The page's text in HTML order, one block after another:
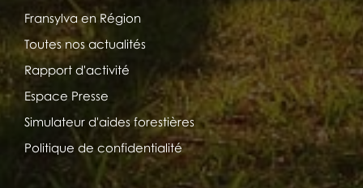
Fransylva en Région
Toutes nos actualités
Rapport d'activité
Espace Presse
Simulateur d'aides forestières
Politique de confidentialité